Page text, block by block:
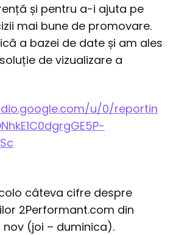
și pentru a-i ajuta pe
mai bune de promovare.
a bazei de date și am ales
de vizualizare a
u/0/reportin
câteva cifre despre
2Performant.com din
nov (joi – duminica).